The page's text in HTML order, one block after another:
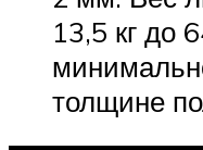
13,5 кг до
толщине